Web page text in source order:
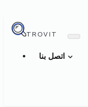
TROVIT